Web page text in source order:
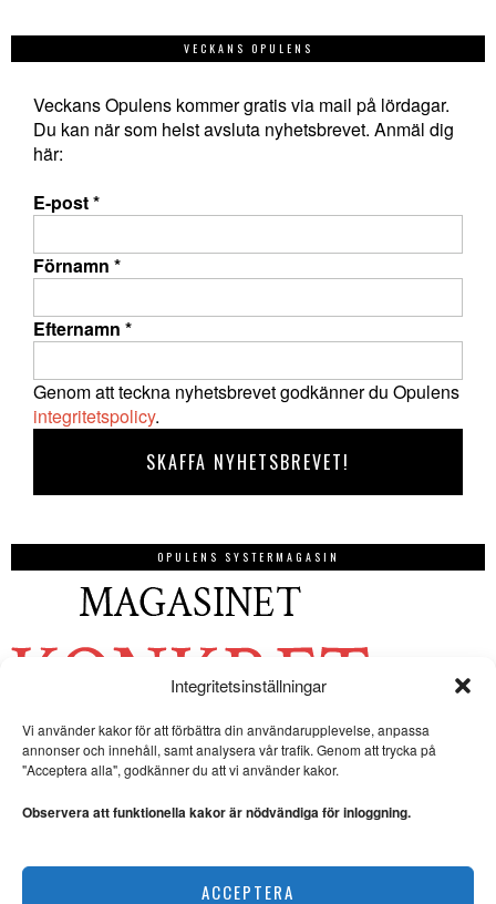
Integritetsinställningar
Vi använder kakor för att förbättra din användarupplevelse, anpassa
annonser och innehåll, samt analysera vår trafik. Genom att trycka på
"Acceptera alla", godkänner du att vi använder kakor.
Observera att funktionella kakor är nödvändiga för inloggning.
ACCEPTERA
VECKANS OPULENS
Veckans Opulens kommer gratis via mail på lördagar.
Du kan när som helst avsluta nyhetsbrevet. Anmäl dig
här:
E-post*
Förnamn *
Efternamn *
Genom att teckna nyhetsbrevet godkänner du Opulens
integritetspolicy.
OPULENS SYSTERMAGASIN